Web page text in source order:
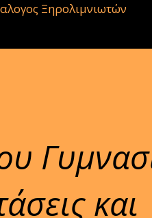
Ξηρολιμνιωτών
και